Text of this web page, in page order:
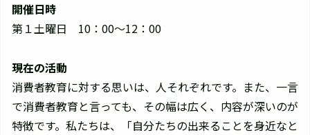
開催日時
第１土曜日 10：00～12：00
現在の活動
消費者教育に対する思いは、人それぞれです。また、一言
で消費者教育と言っても、その幅は広く、内容が深いのが
特徴です。私たちは、「自分たちの出来ることを身近なと